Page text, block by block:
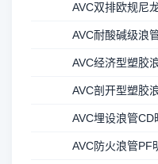
AVC双排欧规尼
AVC耐酸碱级浪
AVC经济型塑胶
AVC剖开型塑胶
AVC埋设浪管CD
AVC防火浪管PF